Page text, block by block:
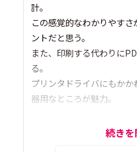
計。
この感覚的なわかりやす
ントだと思う。
また、印刷する代わりに
る。
プリンタドライバにもか
器用なところが魅力。
続きを